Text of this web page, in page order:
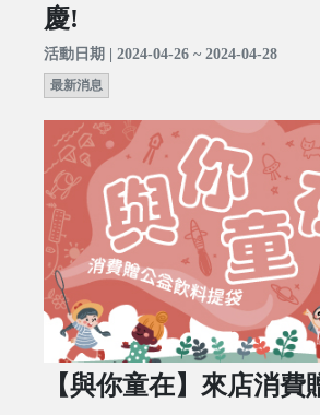
慶!
活動日期 | 2024-04-26 ~ 2024-04-28
最新消息
【與你童在】來店消費